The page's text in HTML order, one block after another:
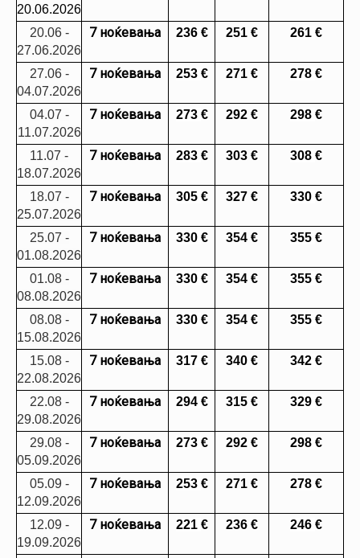
20.06.2026
20.06 -
27.06.2026
7 ноќевања 236 € 251 € 261 €
27.06 -
04.07.2026
7 ноќевања 253 € 271 € 278 €
04.07 -
11.07.2026
7 ноќевања 273 € 292 € 298 €
11.07 -
18.07.2026
7 ноќевања 283 € 303 € 308 €
18.07 -
25.07.2026
7 ноќевања 305 € 327 € 330 €
25.07 -
01.08.2026
7 ноќевања 330 € 354 € 355 €
01.08 -
08.08.2026
7 ноќевања 330 € 354 € 355 €
08.08 -
15.08.2026
7 ноќевања 330 € 354 € 355 €
15.08 -
22.08.2026
7 ноќевања 317 € 340 € 342 €
22.08 -
29.08.2026
7 ноќевања 294 € 315 € 329 €
29.08 -
05.09.2026
7 ноќевања 273 € 292 € 298 €
05.09 -
12.09.2026
7 ноќевања 253 € 271 € 278 €
12.09 -
19.09.2026
7 ноќевања 221 € 236 € 246 €